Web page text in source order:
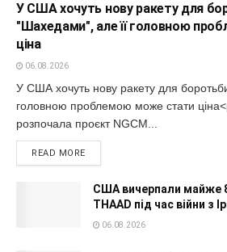
У США хочуть нову ракету для
"Шахедами", але її головною
ціна
06.08.2026
У США хочуть нову ракету для
головною проблемою може стати
розпочала проєкт NGCM...
READ MORE
США вичерпали майже
THAAD під час війни з
06.08.2026